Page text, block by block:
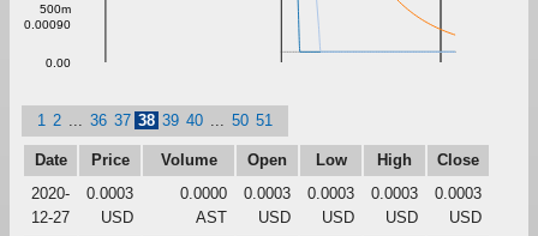
0.00090
0.00
500m
1 2 36 37 38 39 40 50 51
Date Price Volume Open Low High
Close
2020-
12-27
0.0003
USD
0.0000
AST
0.0003
USD
0.0003
USD
0.0003
USD
0.0003
USD